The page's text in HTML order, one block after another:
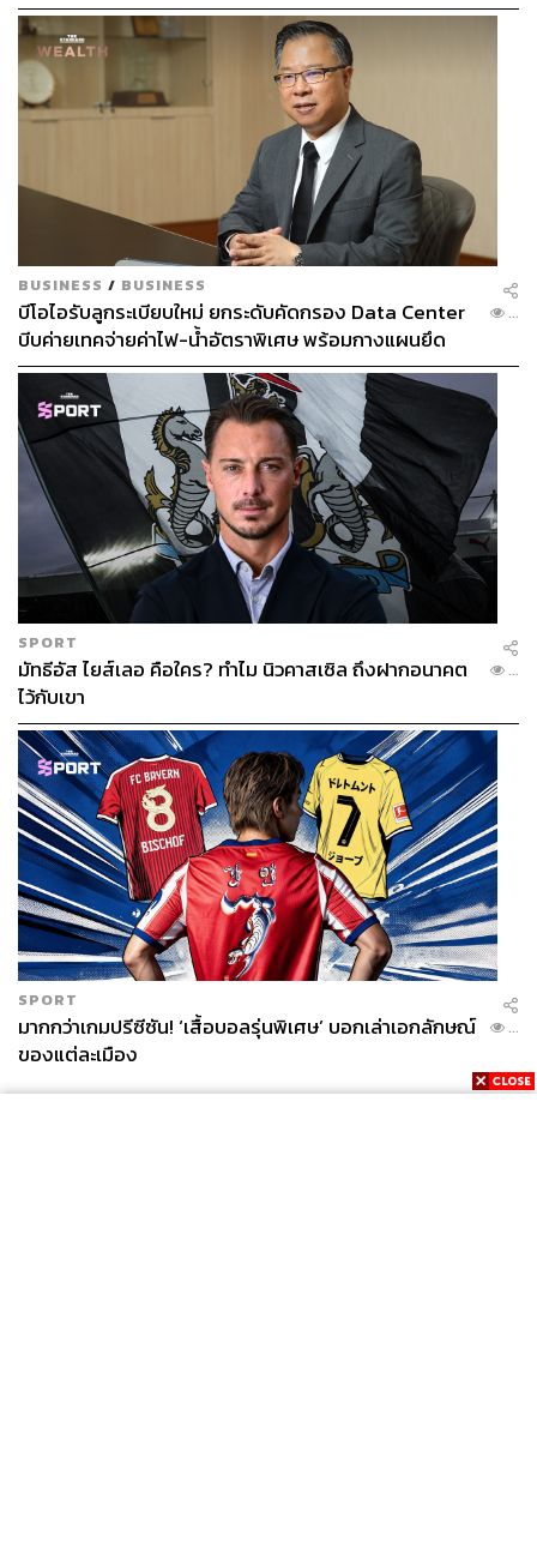
BUSINESS / BUSINESS
บีโอไอรับลูกระเบียบใหม่ ยกระดับคัดกรอง Data Center
บีบค่ายเทคจ่ายค่าไฟ-น้ำอัตราพิเศษ พร้อมกางแผนยึด
ประโยชน์ประเทศเป็นหลัก
...
SPORT
มัทธีอัส ไยส์เลอ คือใคร? ทำไม นิวคาสเซิล ถึงฝากอนาคต
ไว้กับเขา
...
SPORT
มากกว่าเกมปรีซีซัน! ‘เสื้อบอลรุ่นพิเศษ’ บอกเล่าเอกลักษณ์
ของแต่ละเมือง
...